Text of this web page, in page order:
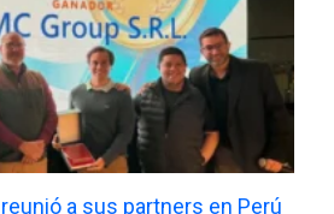
a sus partners en Perú